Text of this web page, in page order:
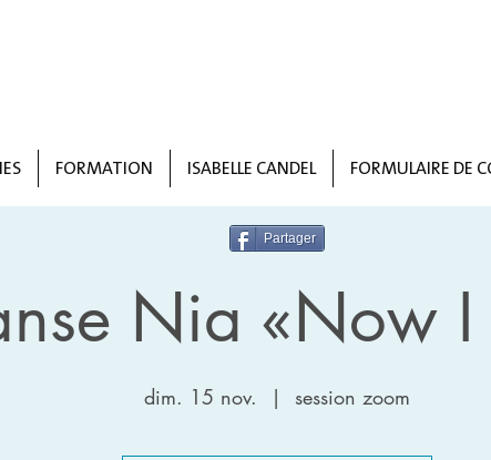
FORMATION ISABELLE CANDEL FORMULAIRE DE
Nia «Now I
dim. 15 nov.
  |
session zoom
Partager